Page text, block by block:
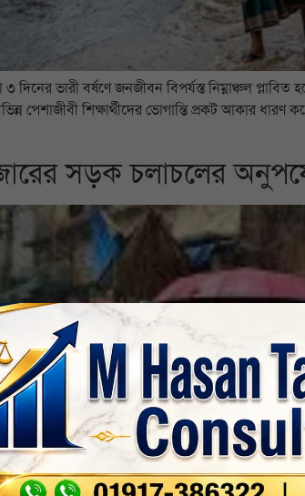
দিনের ভারী বর্ষণে জনজীবন বিপর্যস্ত নিম্নাঞ্চল
পেশাজীবী শিক্ষার্থীদের ভোগান্তি প্রকট আকার
সড়ক চলাচলের